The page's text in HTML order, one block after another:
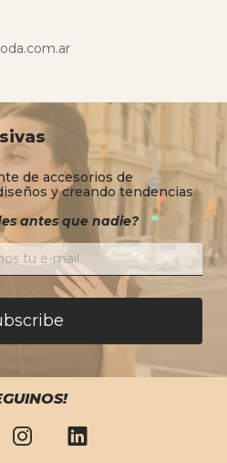
de accesorios de
y creando tendencias
antes que nadie?